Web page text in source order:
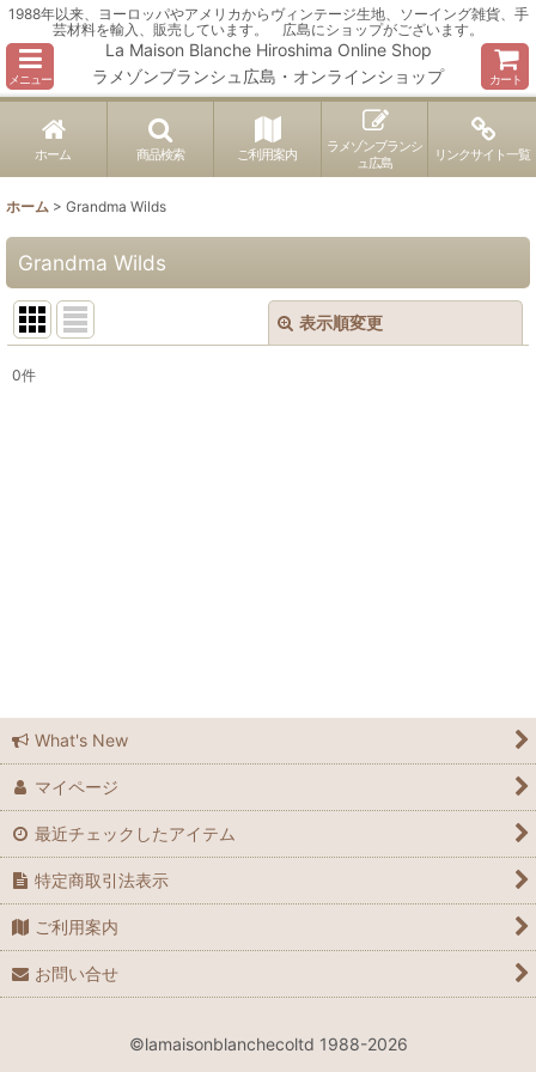
1988年以来、ヨーロッパやアメリカからヴィンテージ生地、ソーイング雑貨、手
芸材料を輸入、販売しています。 広島にショップがございます。
メニュー
La Maison Blanche Hiroshima Online Shop
ラメゾンブランシュ広島・オンラインショップ
カート
ホーム 商品検索 ご利用案内
ラメゾンブランシ
ュ広島
リンクサイト一覧
ホーム > Grandma Wilds
Grandma Wilds
表示順変更
0件
What's New
マイページ
最近チェックしたアイテム
特定商取引法表示
ご利用案内
お問い合せ
©lamaisonblanchecoltd 1988-2026